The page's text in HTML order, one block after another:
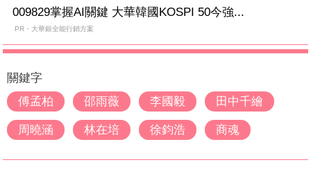
009829掌握AI關鍵 大華韓國KOSPI 50今強...
PR・大華銀全能行銷方案
關鍵字
傅孟柏
邵雨薇 李國毅 田中千繪
周曉涵 林在培 徐鈞浩 商魂